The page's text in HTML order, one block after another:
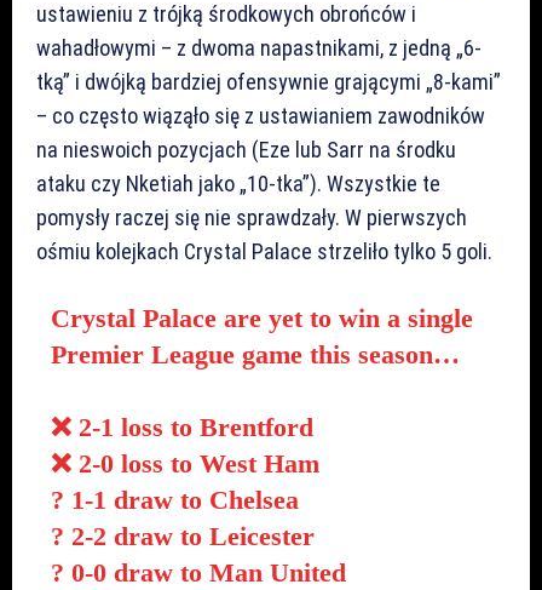
ustawieniu z trójką środkowych obrońców i
wahadłowymi – z dwoma napastnikami, z jedną „6-
tką” i dwójką bardziej ofensywnie grającymi „8-kami”
– co często wiąząło się z ustawianiem zawodników
na nieswoich pozycjach (Eze lub Sarr na środku
ataku czy Nketiah jako „10-tka”). Wszystkie te
pomysły raczej się nie sprawdzały. W pierwszych
ośmiu kolejkach Crystal Palace strzeliło tylko 5 goli.
Crystal Palace are yet to win a single
Premier League game this season…
❌ 2-1 loss to Brentford
❌ 2-0 loss to West Ham
? 1-1 draw to Chelsea
? 2-2 draw to Leicester
? 0-0 draw to Man United